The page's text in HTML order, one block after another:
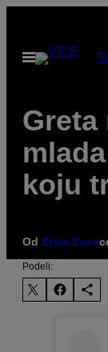
садржај
Otvori
Meni
Greta
koju
Od Erica Euse
Podeli: